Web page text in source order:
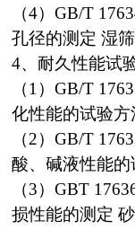
（4）GB/T
孔径的测定 湿
4、耐久性能试
（1）GB/T
化性能的试验方
（2）GB/T
酸、碱液性能
（3）GBT
损性能的测定